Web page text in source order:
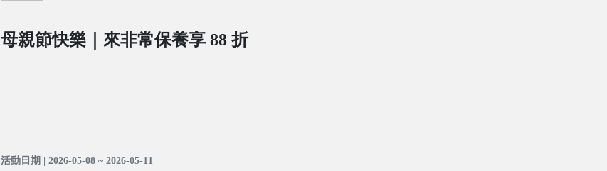
母親節快樂｜來非常保養享 88 折
活動日期 | 2026-05-08 ~ 2026-05-11